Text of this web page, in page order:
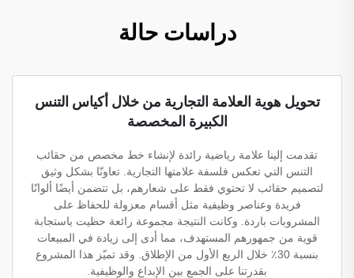
دراسات حالة
تحويل هوية العلامة التجارية من خلال أكياس التنس
الكبيرة المخصصة
تقدمت إلينا علامة رياضية رائدة لإنشاء خط مخصص من حقائب
التنس التي تعكس فلسفة علامتها التجارية. تعاونّا بشكل وثيق
لتصميم حقائب لا تحتوي فقط على شعارهم، بل تتضمن أيضًا ألوانًا
فريدة وعناصر وظيفية مثل أقسام معزولة للحفاظ على
المشروبات باردة. وكانت النتيجة مجموعة رائعة حظيت باستجابة
قوية من جمهورهم المستهدف، مما أدى إلى زيادة في المبيعات
بنسبة 30٪ خلال الربع الأول من الإطلاق. وقد تميّز هذا المشروع
بقدرتنا على الجمع بين الإبداع والوظيفية.